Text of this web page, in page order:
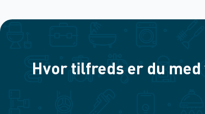
Hvor tilfreds er du